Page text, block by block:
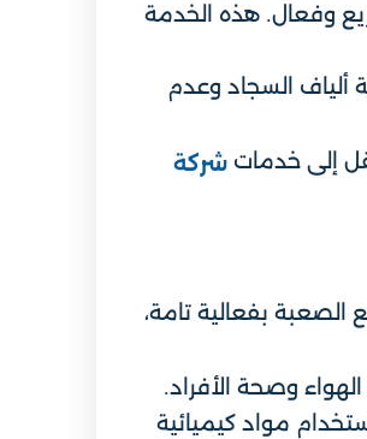
وفعال. هذه الخدمة
ألياف السجاد وعدم
إلى خدمات شركة
الصعبة بفعالية تامة،
وصحة الأفراد.
مواد كيميائية